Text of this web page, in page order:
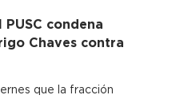
condena
Chaves contra
que la fracción